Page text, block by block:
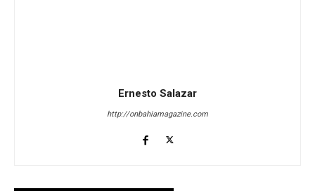
Ernesto Salazar
http://onbahiamagazine.com